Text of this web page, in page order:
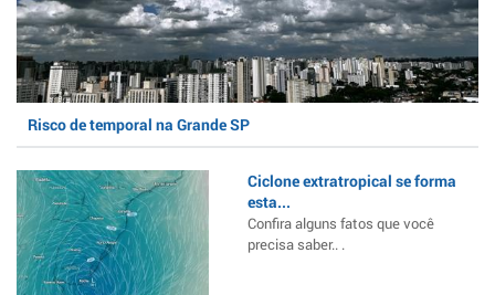
Risco de temporal na Grande SP
Ciclone extratropical se forma
esta...
Confira alguns fatos que você
precisa saber.. .